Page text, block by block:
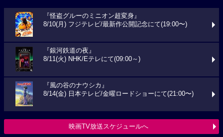
『怪盗グルーのミニオン超変身』
8/10(月) フジテレビ/最新作公開記念にて(19:00〜)
『銀河鉄道の夜』
8/11(火) NHK/Eテレにて(09:00～)
『風の谷のナウシカ』
8/14(金) 日本テレビ/金曜ロードショーにて(21:00〜)
映画TV放送スケジュールへ